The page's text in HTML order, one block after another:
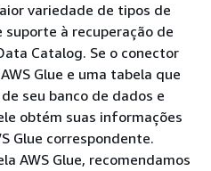
variedade de tipos de
à recuperação de
Catalog. Se o conector
Glue e uma tabela que
seu banco de dados e
obtém suas informações
Glue correspondente.
AWS Glue, recomendamos